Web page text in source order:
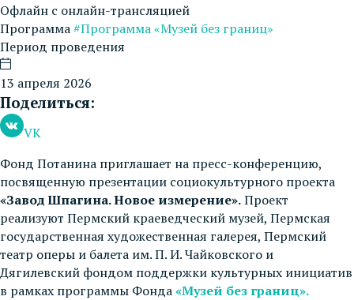
Офлайн с онлайн-трансляцией
Программа#Программа «Музей без границ»
Период проведения
13 апреля 2026
Поделиться:
VK
Фонд Потанина приглашает на пресс-конференцию,
посвященную презентации социокультурного проекта
«Завод Шпагина. Новое измерение».Проект
реализуют Пермский краеведческий музей, Пермская
государственная художественная галерея, Пермский
театр оперы и балета им. П. И. Чайковского и
Дягилевский фондом поддержки культурных инициатив
в рамках программы Фонда«Музей без границ».